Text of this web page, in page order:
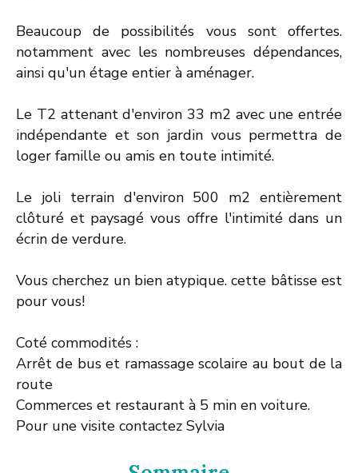
Beaucoup de possibilités vous sont offertes.
notamment avec les nombreuses dépendances,
ainsi qu'un étage entier à aménager.
Le T2 attenant d'environ 33 m2 avec une entrée
indépendante et son jardin vous permettra de
loger famille ou amis en toute intimité.
Le joli terrain d'environ 500 m2 entièrement
clôturé et paysagé vous offre l'intimité dans un
écrin de verdure.
Vous cherchez un bien atypique. cette bâtisse est
pour vous!
Coté commodités :
Arrêt de bus et ramassage scolaire au bout de la
route
Commerces et restaurant à 5 min en voiture.
Pour une visite contactez Sylvia